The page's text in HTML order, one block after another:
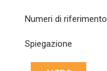
Numeri di riferimento
Spiegazione